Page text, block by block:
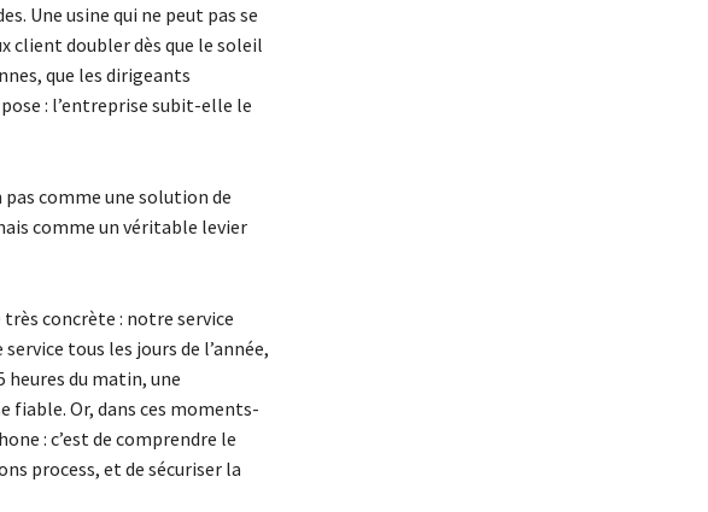
Une usine qui ne peut pas se
client doubler dès que le soleil
que les dirigeants
: l’entreprise subit-elle le
pas comme une solution de
comme un véritable levier
concrète : notre service
tous les jours de l’année,
heures du matin, une
fiable. Or, dans ces moments-
: c’est de comprendre le
process, et de sécuriser la